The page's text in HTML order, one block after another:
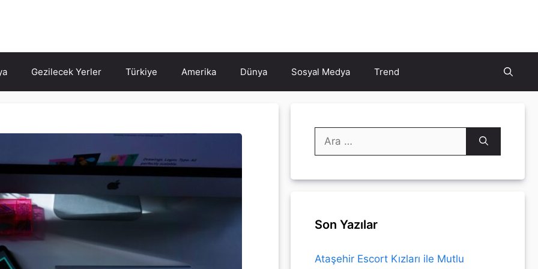
Gezilecek Yerler Türkiye Amerika Dünya Sosyal Medya Trend
ara
Son Yazılar
Ataşehir Escort Kızları ile Mutlu